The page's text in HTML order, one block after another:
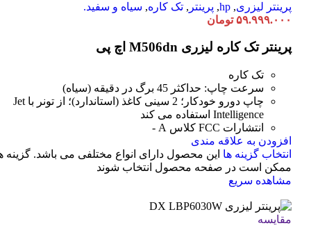
پرینتر لیزری,
hp
, پرینتر , تک کاره, سیاه و سفید.
۵۹.۹۹۹.۰۰۰ تومان
پرینتر تک کاره لیزری M506dn اچ پی
تک کاره
سرعت چاپ: حداکثر 45 برگ در دقیقه (سیاه)
چاپ دورو خودکار؛ 2 سینی کاغذ (استاندارد)؛ از تونر با Jet
Intelligence استفاده می کند
انتشارات FCC کلاس A -
افزودن به علاقه مندی
انتخاب گزینه ها این محصول دارای انواع مختلفی می باشد. گزینه
ممکن است در صفحه محصول انتخاب شوند
مشاهده سریع
مقایسه